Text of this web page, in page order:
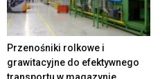
Przenośniki rolkowe i
grawitacyjne do efektywnego